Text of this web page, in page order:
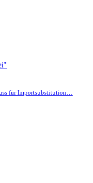
für Importsubstitution…